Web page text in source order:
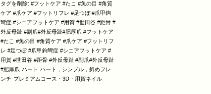
タグを削除: #フットケア #たこ #魚の目 #角質
ケア #爪ケア #フットリフレ #足つぼ #爪甲鉤
彎症 #シニアフットケア #用賀 #世田谷 #距骨 #
外反母趾 #副爪#外反母趾#肥厚爪 #フットケア
#たこ #魚の目 #角質ケア #爪ケア #フットリフ
レ #足つぼ #爪甲鉤彎症 #シニアフットケア #
用賀 #世田谷 #距骨 #外反母趾 #副爪#外反母趾
#肥厚爪 ハート ハート，シンプル，斜めフレ
ンチ プレミアムコース・3D・用賀ネイル